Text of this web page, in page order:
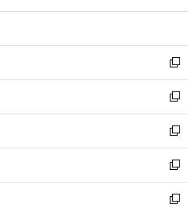
開
ウ
開
く
ン
ウ
で
開
く
ウ
ン
ド
ウ
で
開
く
し
ウ
ィ
ン
ド
ウ
で
開
く
新
し
い
ウ
ィ
ン
ド
ウ
で
新
し
い
ウ
ィ
ン
ド
新
し
い
ウ
ィ
新
し
い
新